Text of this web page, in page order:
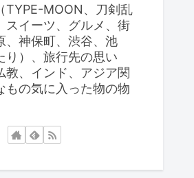
TYPE-MOON、刀剣乱
スイーツ、グルメ、街
、神保町、渋谷、池
り）、旅行先の思い
教、インド、アジア関
もの気に入った物の物